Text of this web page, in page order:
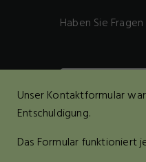
Haben Sie
Unser Kontaktformular
Entschuldigung.
Das Formular